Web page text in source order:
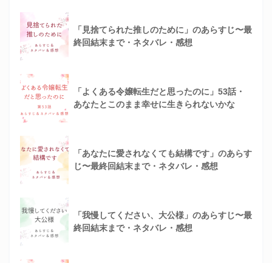
「見捨てられた推しのために」のあらすじ〜最
終回結末まで・ネタバレ・感想
「よくある令嬢転生だと思ったのに」53話・
あなたとこのまま幸せに生きられないかな
「あなたに愛されなくても結構です」のあらす
じ〜最終回結末まで・ネタバレ・感想
「我慢してください、大公様」のあらすじ〜最
終回結末まで・ネタバレ・感想